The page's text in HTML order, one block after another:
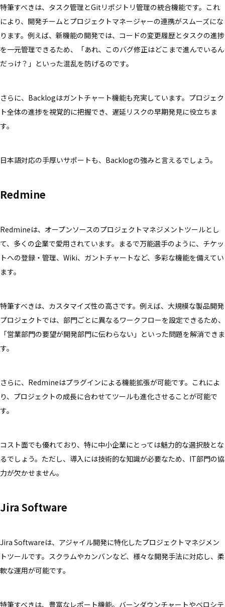
特筆すべきは、タスク管理とGitリポジトリ管理の統合機能です。これ
により、開発チームとプロジェクトマネージャーの連携がスムーズにな
ります。例えば、新機能の開発では、コードの変更履歴とタスクの進捗
を一元管理できるため、「あれ、このバグ修正はどこまで進んでいるん
だっけ？」といった混乱を防げるのです。
さらに、Backlogはガントチャート機能も充実しています。プロジェク
ト全体の進捗を視覚的に把握でき、遅延リスクの早期発見に役立ちま
す。
日本語対応の手厚いサポートも、Backlogの強みと言えるでしょう。
Redmine
Redmineは、オープンソースのプロジェクトマネジメントツールとし
て、多くの企業で愛用されています。まるで万能選手のように、チケッ
トへの登録・管理、Wiki、ガントチャートなど、多彩な機能を備えてい
ます。
特筆すべきは、カスタマイズ性の高さです。例えば、大規模な製品開発
プロジェクトでは、部門ごとに異なるワークフローを設定できるため、
「営業部門の要望が開発部門に伝わらない」といった問題を解消できま
す。
さらに、Redmineはプラグインによる機能拡張が可能です。これによ
り、プロジェクトの成長に合わせてツールも進化させることが可能で
す。
コスト面でも優れており、特に中小企業にとっては魅力的な選択肢とな
るでしょう。ただし、導入には技術的な知識が必要なため、IT部門の協
力が欠かせません。
Jira Software
Jira Softwareは、アジャイル開発に特化したプロジェクトマネジメン
トツールです。スクラムやカンバンなど、様々な開発手法に対応し、柔
軟な運用が可能です。
特筆すべきは、豊富なレポート機能。バーンダウンチャートやベロシテ